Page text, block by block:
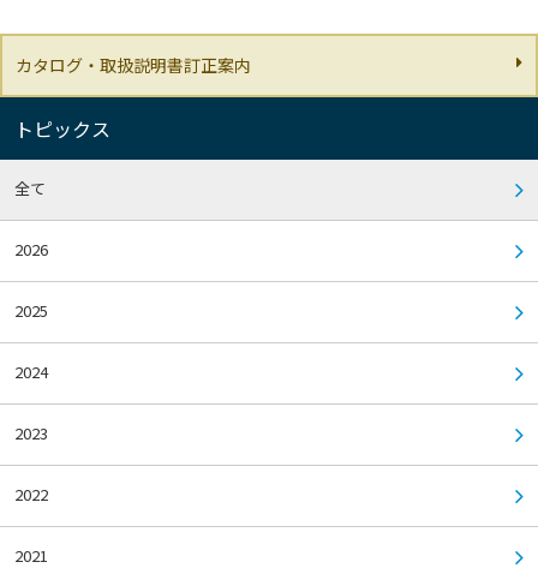
カタログ・取扱説明書訂正案内
トピックス
全て
2026
2025
2024
2023
2022
2021